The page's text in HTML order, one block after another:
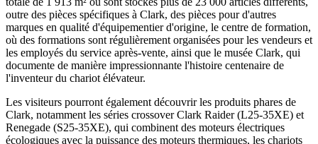
outre des pièces spécifiques à Clark, des pièces pour d'autres
marques en qualité d'équipementier d'origine, le centre de formation,
où des formations sont régulièrement organisées pour les vendeurs et
les employés du service après-vente, ainsi que le musée Clark, qui
documente de manière impressionnante l'histoire centenaire de
l'inventeur du chariot élévateur.
Les visiteurs pourront également découvrir les produits phares de
Clark, notamment les séries crossover Clark Raider (L25-35XE) et
Renegade (S25-35XE), qui combinent des moteurs électriques
écologiques avec la puissance des moteurs thermiques, les chariots